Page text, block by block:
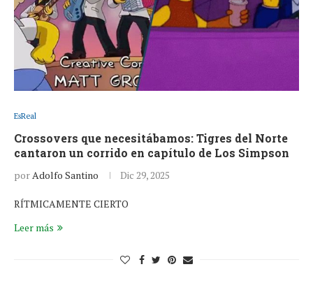
EsReal
Crossovers que necesitábamos: Tigres del Norte
cantaron un corrido en capítulo de Los Simpson
porAdolfo Santino Dic 29, 2025
RÍTMICAMENTE CIERTO
Leer más